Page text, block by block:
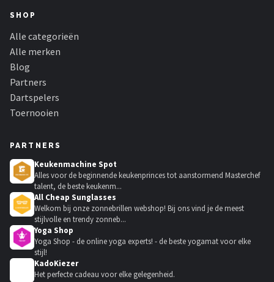
SHOP
Alle categorieën
Alle merken
Blog
Partners
Dartspelers
Toernooien
PARTNERS
Keukenmachine Spot
Alles voor de beginnende keukenprinces tot aanstormend Masterchef
talent, de beste keukenm...
All Cheap Sunglasses
Welkom bij onze zonnebrillen webshop! Bij ons vind je de meest
stijlvolle en trendy zonneb...
Yoga Shop
Yoga Shop - de online yoga experts! - de beste yogamat voor elke
stijl!
KadoKiezer
Het perfecte cadeau voor elke gelegenheid.